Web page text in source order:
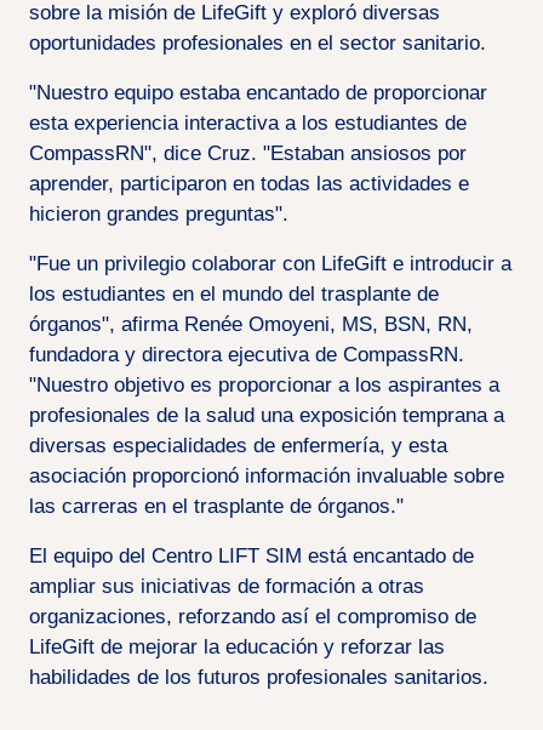
sobre la misión de LifeGift y exploró diversas
oportunidades profesionales en el sector sanitario.
"Nuestro equipo estaba encantado de proporcionar
esta experiencia interactiva a los estudiantes de
CompassRN", dice Cruz. "Estaban ansiosos por
aprender, participaron en todas las actividades e
hicieron grandes preguntas".
"Fue un privilegio colaborar con LifeGift e introducir a
los estudiantes en el mundo del trasplante de
órganos", afirma Renée Omoyeni, MS, BSN, RN,
fundadora y directora ejecutiva de CompassRN.
"Nuestro objetivo es proporcionar a los aspirantes a
profesionales de la salud una exposición temprana a
diversas especialidades de enfermería, y esta
asociación proporcionó información invaluable sobre
las carreras en el trasplante de órganos."
El equipo del Centro LIFT SIM está encantado de
ampliar sus iniciativas de formación a otras
organizaciones, reforzando así el compromiso de
LifeGift de mejorar la educación y reforzar las
habilidades de los futuros profesionales sanitarios.